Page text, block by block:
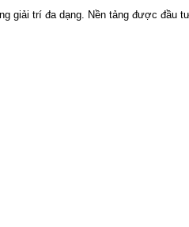
giải trí đa dạng. Nền tảng được đầu